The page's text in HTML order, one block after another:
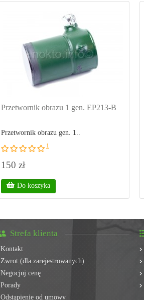
Przetwornik obrazu 1 gen. EP213-B
Przetwornik obrazu gen. 1..
1
150 zł
Do koszyka
Strefa klienta
Kontakt
Zwrot (dla zarejestrowanych)
Negocjuj cenę
Porady
Odstąpienie od umowy